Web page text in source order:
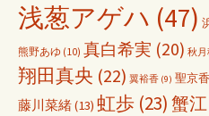
浅葱アゲハ (47)
熊野あゆ (10) 真白希実 (20) 秋
翔田真央 (22) 翼裕香 (9) 聖京香
藤川菜緒(13) 虹歩 (23) 蟹